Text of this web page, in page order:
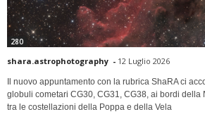
280
shara.astrophotography - 12 Luglio 2026
Il nuovo appuntamento con la rubrica ShaRA ci
globuli cometari CG30, CG31, CG38, ai bordi della
tra le costellazioni della Poppa e della Vela